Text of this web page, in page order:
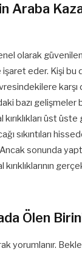
Araba
olarak
eder. Kişi bu
bazı
üst
sıkıntıları
sonunda
kırıklıklarının
Ölen
yorumlanır.